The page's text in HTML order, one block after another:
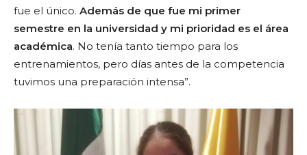
fue el único. Además de que fue mi primer
semestre en la universidad y mi prioridad es el área
académica. No tenía tanto tiempo para los
entrenamientos, pero días antes de la competencia
tuvimos una preparación intensa”.